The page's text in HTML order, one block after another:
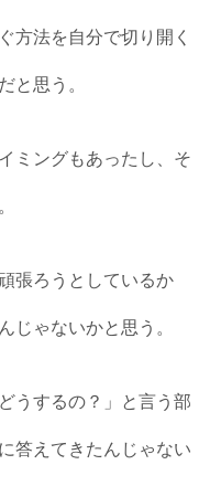
方法を自分で切り開く
と思う。
ミングもあったし、そ
張ろうとしているか
じゃないかと思う。
うするの？」と言う部
答えてきたんじゃない